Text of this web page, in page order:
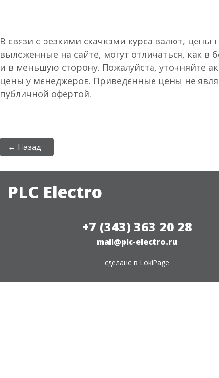
В связи с резкими скачками курса валют, цены
выложенные на сайте, могут отличаться, как в
и в меньшую сторону. Пожалуйста, уточняйте
цены у менеджеров. Приведённые цены не
публичной офертой.
← Назад
PLC Electro
+7 (343) 363 20 28
mail@plc-electro.ru
сделано в LokiPage